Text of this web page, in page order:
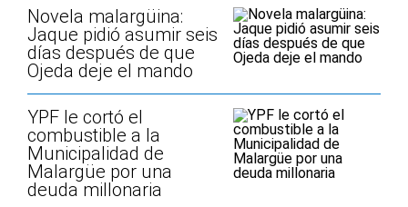
Novela malargüina:
Jaque pidió asumir seis
días después de que
Ojeda deje el mando
YPF le cortó el
combustible a la
Municipalidad de
Malargüe por una
deuda millonaria